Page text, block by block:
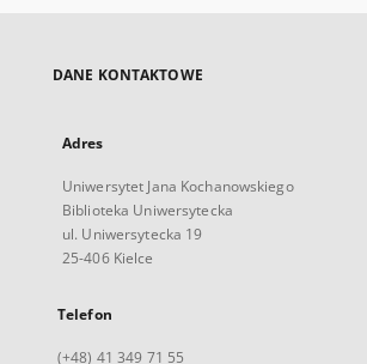
DANE KONTAKTOWE
Adres
Uniwersytet Jana Kochanowskiego
Biblioteka Uniwersytecka
ul. Uniwersytecka 19
25-406 Kielce
Telefon
(+48) 41 349 71 55